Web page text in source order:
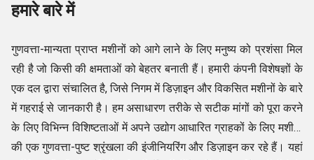
हमारे बारे में
गुणवत्ता-मान्यता प्राप्त मशीनों को आगे लाने के लिए मनुष्य को प्रशंसा मिल
रही है जो किसी की क्षमताओं को बेहतर बनाती हैं। हमारी कंपनी विशेषज्ञों के
एक दल द्वारा संचालित है, जिसे निगम में डिज़ाइन और विकसित मशीनों के बारे
में गहराई से जानकारी है। हम असाधारण तरीके से सटीक मांगों को पूरा करने
के लिए विभिन्न विशिष्टताओं में अपने उद्योग आधारित ग्राहकों के लिए मशीनों
की एक गुणवत्ता-पुष्ट श्रृंखला की इंजीनियरिंग और डिज़ाइन कर रहे हैं। यहां